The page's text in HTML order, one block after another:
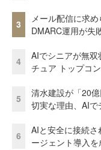
3
メール配信に求
DMARC運用が失
4
AIでシニアが無
チュア トップコ
5
清水建設が「20
切実な理由、AI
6
AIと安全に接続
ージェント導入